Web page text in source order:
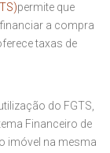
permite que
a compra
taxas de
do FGTS,
Financeiro de
imóvel na mesma